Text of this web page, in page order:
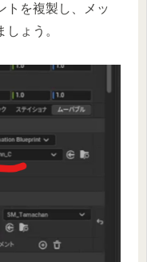
トを複製し、メッ
ょう。